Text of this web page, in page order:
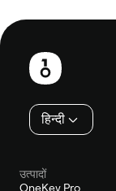
फ़ुटबाल
हिन्दी
उत्पादों
OneKey Pro